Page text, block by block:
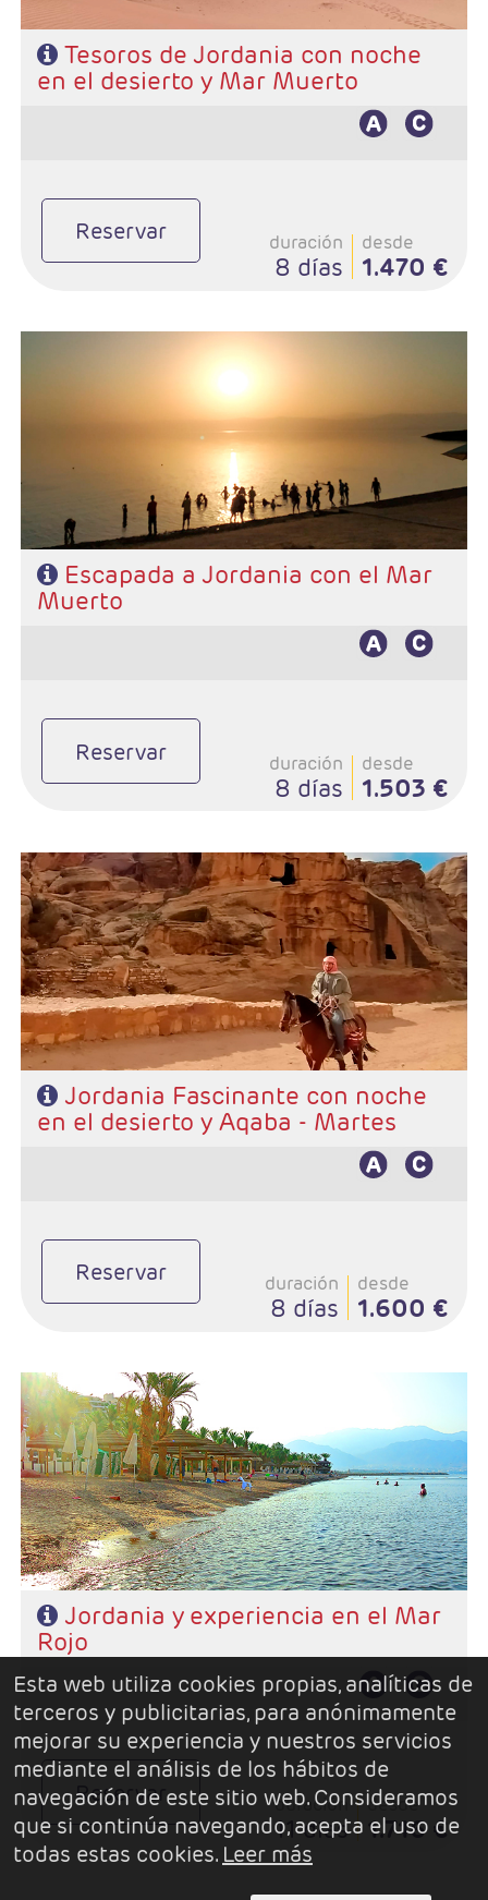
Tesoros de Jordania con noche
en el desierto y Mar Muerto
Reservar duración
8 días
desde
1.470 €
- Salidas: Martes, Miercoles, Jueves, Viernes, Sábados y Domingos
- Ruta: 3 noches Ammán, 2 Petra y 2 Mar Muerto
- Categoría hotelera: 3*,4*,5*,5*L
Escapada a Jordania con el Mar
Muerto
Reservar duración
8 días
desde
1.503 €
- Duración: 8 Días / 7 noches
- Salidas: Martes
- Ruta: 3 noches Ammán, 2 Petra, 1 Wadi Rum y 1 Aqaba
- Categoría hotelera: 3*,4*,5*,5*L
- Vuelo Interno Aqaba - Ammán
- Régimen: MP
- A destacar: Visado
Jordania Fascinante con noche
en el desierto y Aqaba - Martes
Reservar duración
8 días
desde
1.600 €
- Duración: 11 Días / 10 noches
- Salidas: Martes, Miercoles, Jueves, Viernes, Sábados y Domingos
- Ruta: 4 noches Ammán, 2 Petra, 1 Wadi Rum, 3 Aqaba
- Categoría hotelera: 3*,4*,5*,5*L
- Vuelo Interno Aqaba - Ammán
- Régimen: MP
- A destacar: Visado
Jordania y experiencia en el Mar
Rojo
Reservar duración
11 días
desde
1.716 €
Esta web utiliza cookies propias, analíticas de
terceros y publicitarias, para anónimamente
mejorar su experiencia y nuestros servicios
mediante el análisis de los hábitos de
navegación de este sitio web. Consideramos
que si continúa navegando, acepta el uso de
todas estas cookies. Leer más